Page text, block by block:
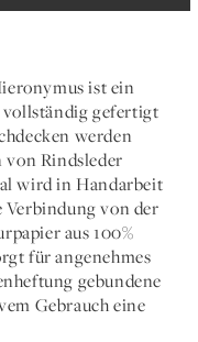
ist ein
vollständig gefertigt
werden
von Rindsleder
wird in Handarbeit
Verbindung von der
aus 100%
für angenehmes
gebundene
Gebrauch eine